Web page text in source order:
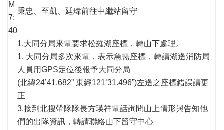
M
7:
40
秉忠、至凱、廷瑋前往中繼站留守
1.大同分局來電要求松羅湖座標，轉山下處理。
1. 大同分局多次來電，表示急需座標，轉請湖邊消防局
人員用GPS定位後報予大同分局
(北緯24’41.682” 東經121’31.496”)左邊之座標錯誤請更
正
3.接到北搜帶隊隊長方瑛祥電話詢問山上情形與告知他
們的出隊資訊，轉請聯絡山下留守中心